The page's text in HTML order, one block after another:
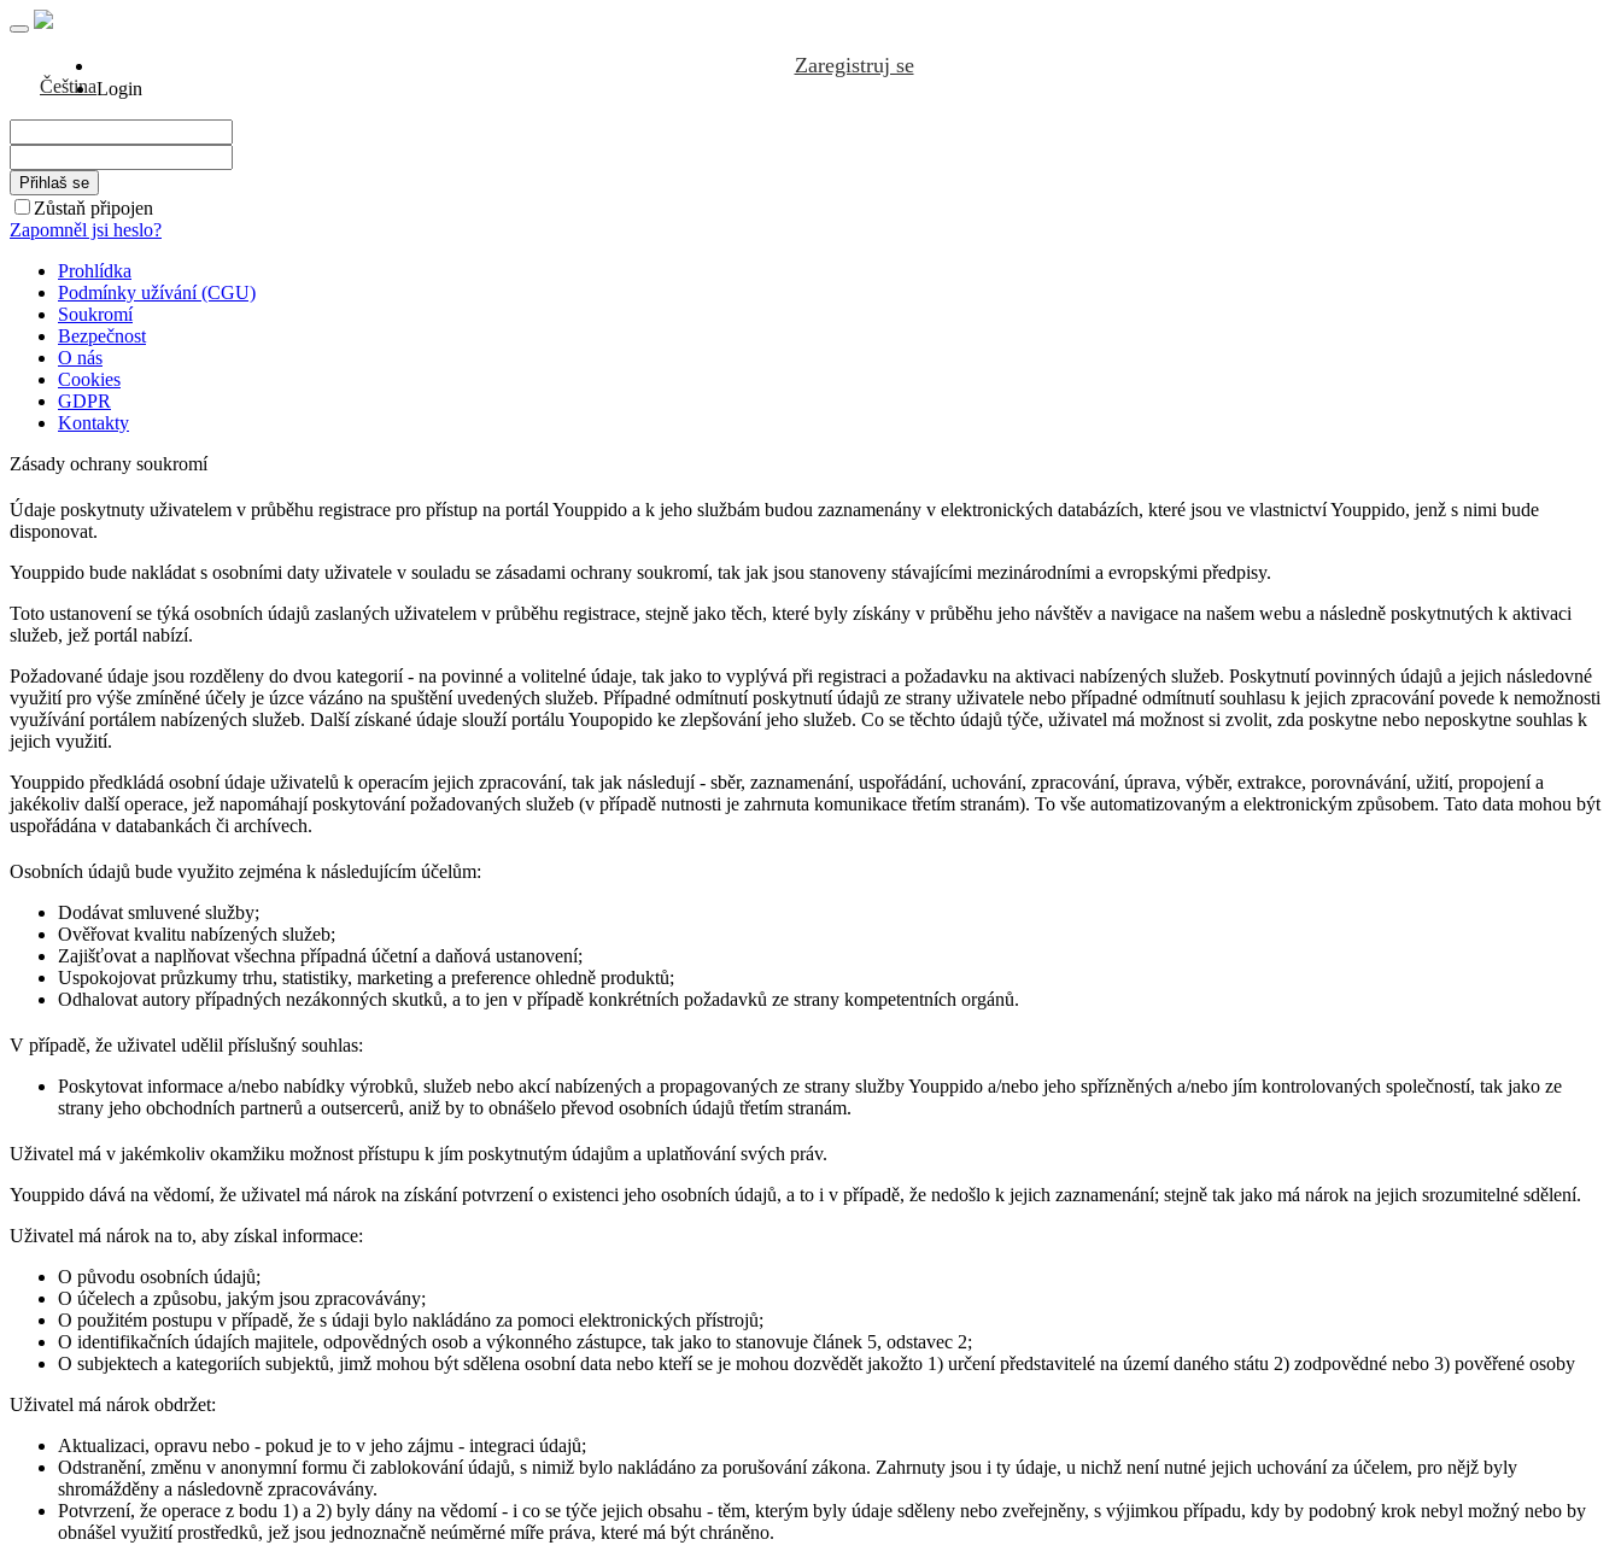
Čeština
Zaregistruj se
Login
Zůstaň připojen
Zapomněl jsi heslo?
Prohlídka
Podmínky užívání (CGU)
Soukromí
Bezpečnost
O nás
Cookies
GDPR
Kontakty
Zásady ochrany soukromí
Údaje poskytnuty uživatelem v průběhu registrace pro přístup na portál Youppido a k jeho službám budou zaznamenány v elektronických databázích, které jsou ve vlastnictví Youppido, jenž s nimi bude
disponovat.
Youppido bude nakládat s osobními daty uživatele v souladu se zásadami ochrany soukromí, tak jak jsou stanoveny stávajícími mezinárodními a evropskými předpisy.
Toto ustanovení se týká osobních údajů zaslaných uživatelem v průběhu registrace, stejně jako těch, které byly získány v průběhu jeho návštěv a navigace na našem webu a následně poskytnutých k aktivaci
služeb, jež portál nabízí.
Požadované údaje jsou rozděleny do dvou kategorií - na povinné a volitelné údaje, tak jako to vyplývá při registraci a požadavku na aktivaci nabízených služeb. Poskytnutí povinných údajů a jejich následovné
využití pro výše zmíněné účely je úzce vázáno na spuštění uvedených služeb. Případné odmítnutí poskytnutí údajů ze strany uživatele nebo případné odmítnutí souhlasu k jejich zpracování povede k nemožnosti
využívání portálem nabízených služeb. Další získané údaje slouží portálu Youpopido ke zlepšování jeho služeb. Co se těchto údajů týče, uživatel má možnost si zvolit, zda poskytne nebo neposkytne souhlas k
jejich využití.
Youppido předkládá osobní údaje uživatelů k operacím jejich zpracování, tak jak následují - sběr, zaznamenání, uspořádání, uchování, zpracování, úprava, výběr, extrakce, porovnávání, užití, propojení a
jakékoliv další operace, jež napomáhají poskytování požadovaných služeb (v případě nutnosti je zahrnuta komunikace třetím stranám). To vše automatizovaným a elektronickým způsobem. Tato data mohou být
uspořádána v databankách či archívech.
Osobních údajů bude využito zejména k následujícím účelům:
Dodávat smluvené služby;
Ověřovat kvalitu nabízených služeb;
Zajišťovat a naplňovat všechna případná účetní a daňová ustanovení;
Uspokojovat průzkumy trhu, statistiky, marketing a preference ohledně produktů;
Odhalovat autory případných nezákonných skutků, a to jen v případě konkrétních požadavků ze strany kompetentních orgánů.
V případě, že uživatel udělil příslušný souhlas:
Poskytovat informace a/nebo nabídky výrobků, služeb nebo akcí nabízených a propagovaných ze strany služby Youppido a/nebo jeho spřízněných a/nebo jím kontrolovaných společností, tak jako ze
strany jeho obchodních partnerů a outsercerů, aniž by to obnášelo převod osobních údajů třetím stranám.
Uživatel má v jakémkoliv okamžiku možnost přístupu k jím poskytnutým údajům a uplatňování svých práv.
Youppido dává na vědomí, že uživatel má nárok na získání potvrzení o existenci jeho osobních údajů, a to i v případě, že nedošlo k jejich zaznamenání; stejně tak jako má nárok na jejich srozumitelné sdělení.
Uživatel má nárok na to, aby získal informace:
O původu osobních údajů;
O účelech a způsobu, jakým jsou zpracovávány;
O použitém postupu v případě, že s údaji bylo nakládáno za pomoci elektronických přístrojů;
O identifikačních údajích majitele, odpovědných osob a výkonného zástupce, tak jako to stanovuje článek 5, odstavec 2;
O subjektech a kategoriích subjektů, jimž mohou být sdělena osobní data nebo kteří se je mohou dozvědět jakožto 1) určení představitelé na území daného státu 2) zodpovědné nebo 3) pověřené osoby
Uživatel má nárok obdržet:
Aktualizaci, opravu nebo - pokud je to v jeho zájmu - integraci údajů;
Odstranění, změnu v anonymní formu či zablokování údajů, s nimiž bylo nakládáno za porušování zákona. Zahrnuty jsou i ty údaje, u nichž není nutné jejich uchování za účelem, pro nějž byly
shromážděny a následovně zpracovávány.
Potvrzení, že operace z bodu 1) a 2) byly dány na vědomí - i co se týče jejich obsahu - těm, kterým byly údaje sděleny nebo zveřejněny, s výjimkou případu, kdy by podobný krok nebyl možný nebo by
obnášel využití prostředků, jež jsou jednoznačně neúměrné míře práva, které má být chráněno.